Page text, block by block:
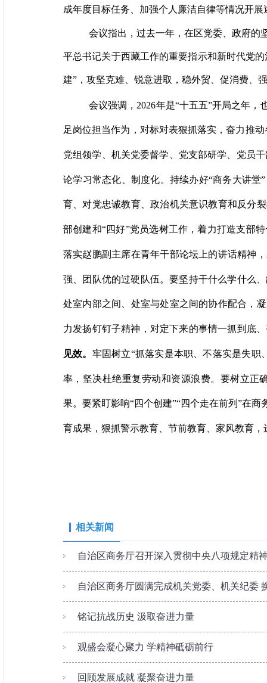
成年度目标任务、加强个人廉洁自律等情况开
会议指出，过去一年，在区党委、政府的
平总书记关于西藏工作的重要指示和新时代党
建”，攻坚克难、锐意进取，稳外贸、促消费、
会议强调，2026年是“十五五”开局之年
足岗位担当作为，对标对表狠抓落实，奋力推
党组领学、机关党委督学、党支部研学、党员
论学习常态化、制度化。持续办好“商务大讲
育、对党忠诚教育、政治机关意识教育和反分
部创建和“四好”党员选树工作，着力打造支部
落实赵鹏副主席在青年干部论坛上的讲话精神
强、团队优的过硬队伍。要坚持干什么学什么
处室内部之间、处室与处室之间的协作配合，
力发扬钉钉子精神，对定下来的事情一抓到底
见效。 牢固树立“抓落实是本职、不落实是失
率，坚决杜绝重复劳动和资源浪费。要树立正
果。要紧盯影响“四个创建”“四个走在前列”在
育成果，狠抓警示教育、节前教育、家风教育
相关新闻
自治区商务厅召开深入贯彻中央八项规定精
自治区商务厅圆满完成机关党委、机关纪委
铭记抗战历史 汲取奋进力量
观盛会凝心聚力 学精神砥砺前行
回顾发展成就 凝聚奋进力量